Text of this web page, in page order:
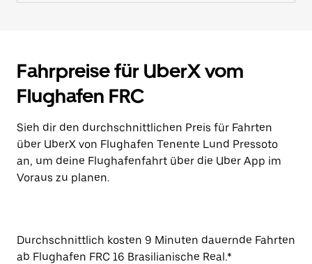
Fahrpreise für UberX vom
Flughafen FRC
Sieh dir den durchschnittlichen Preis für Fahrten
über UberX von Flughafen Tenente Lund Pressoto
an, um deine Flughafenfahrt über die Uber App im
Voraus zu planen.
Durchschnittlich kosten 9 Minuten dauernde Fahrten
ab Flughafen FRC 16 Brasilianische Real.*